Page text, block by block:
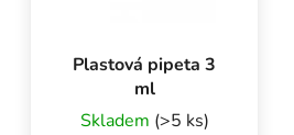
Plastová pipeta 3
ml
Skladem (>5 ks)